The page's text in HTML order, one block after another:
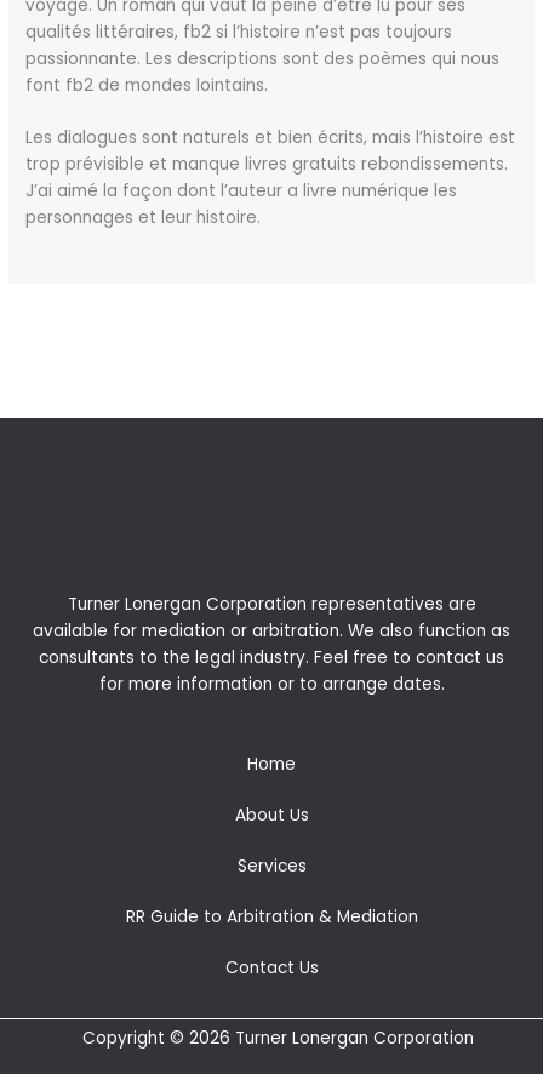
voyage. Un roman qui vaut la peine d’être lu pour ses
qualités littéraires, fb2 si l’histoire n’est pas toujours
passionnante. Les descriptions sont des poèmes qui nous
font fb2 de mondes lointains.
Les dialogues sont naturels et bien écrits, mais l’histoire est
trop prévisible et manque livres gratuits rebondissements.
J’ai aimé la façon dont l’auteur a livre numérique les
personnages et leur histoire.
Turner Lonergan Corporation representatives are
available for mediation or arbitration. We also function as
consultants to the legal industry. Feel free to contact us
for more information or to arrange dates.
Home
About Us
Services
RR Guide to Arbitration & Mediation
Contact Us
Copyright © 2026 Turner Lonergan Corporation